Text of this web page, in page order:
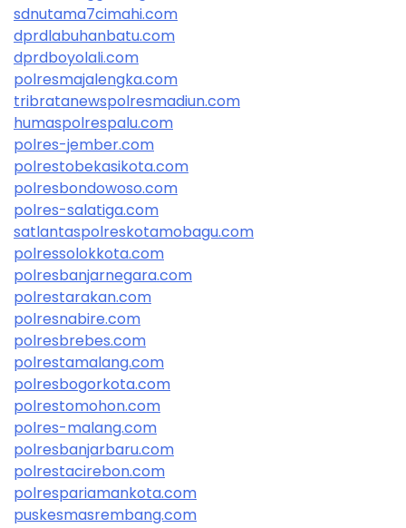
sdnutama7cimahi.com
dprdlabuhanbatu.com
dprdboyolali.com
polresmajalengka.com
tribratanewspolresmadiun.com
humaspolrespalu.com
polres-jember.com
polrestobekasikota.com
polresbondowoso.com
polres-salatiga.com
satlantaspolreskotamobagu.com
polressolokkota.com
polresbanjarnegara.com
polrestarakan.com
polresnabire.com
polresbrebes.com
polrestamalang.com
polresbogorkota.com
polrestomohon.com
polres-malang.com
polresbanjarbaru.com
polrestacirebon.com
polrespariamankota.com
puskesmasrembang.com